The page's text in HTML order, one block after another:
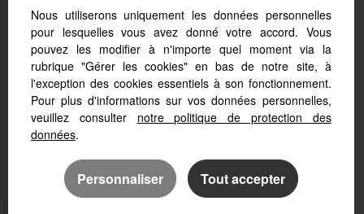
Marseillan (34340)
Palavas Les Flots (34250)
Montpellier (34080)
Montagnac (34530)
Poussan (34560)
Balaruc Le Vieux (34540)
Nous utiliserons uniquement les données personnelles
pour lesquelles vous avez donné votre accord. Vous
pouvez les modifier à n'importe quel moment via la
rubrique "Gérer les cookies" en bas de notre site, à
l'exception des cookies essentiels à son fonctionnement.
Pour plus d'informations sur vos données personnelles,
veuillez consulter notre politique de protection des
données.
Personnaliser Tout accepter